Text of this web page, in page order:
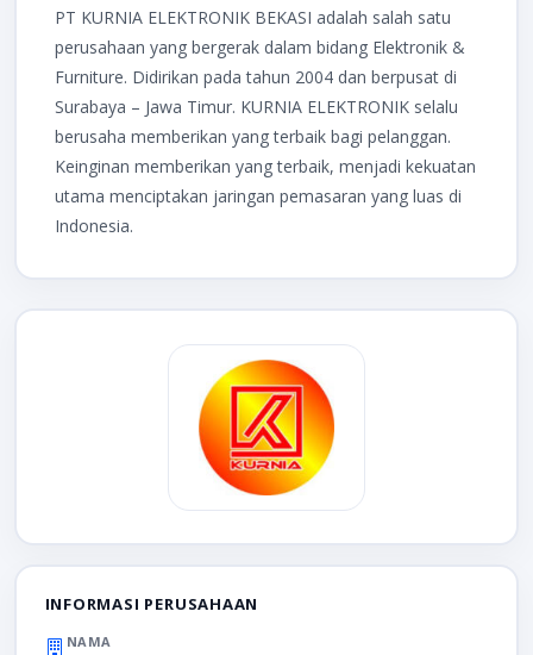
PT KURNIA ELEKTRONIK BEKASI adalah salah satu
perusahaan yang bergerak dalam bidang Elektronik &
Furniture. Didirikan pada tahun 2004 dan berpusat di
Surabaya – Jawa Timur. KURNIA ELEKTRONIK selalu
berusaha memberikan yang terbaik bagi pelanggan.
Keinginan memberikan yang terbaik, menjadi kekuatan
utama menciptakan jaringan pemasaran yang luas di
Indonesia.
INFORMASI PERUSAHAAN
NAMA